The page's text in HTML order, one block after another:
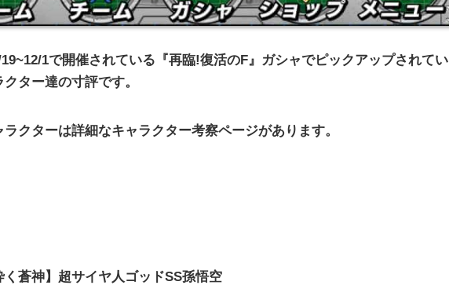
1で開催されている『再臨!復活のF』ガシャでピックアップされてい
ター達の寸評です。
ラクターは詳細なキャラクター考察ページがあります。
く蒼神】超サイヤ人ゴッドSS孫悟空